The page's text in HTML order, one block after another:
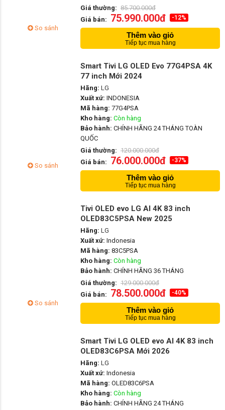
So sánh
Giá thường: 85.700.000đ
Giá bán: 75.990.000đ -12%
Thêm vào giỏ
Tiếp tục mua hàng
So sánh
Smart Tivi LG OLED Evo 77G4PSA 4K
77 inch Mới 2024
Hãng: LG
Xuất xứ: INDONESIA
Mã hàng: 77G4PSA
Kho hàng: Còn hàng
Bảo hành: CHÍNH HÃNG 24 THÁNG TOÀN
QUỐC
Giá thường: 120.000.000đ
Giá bán: 76.000.000đ -37%
Thêm vào giỏ
Tiếp tục mua hàng
So sánh
Tivi OLED evo LG AI 4K 83 inch
OLED83C5PSA New 2025
Hãng: LG
Xuất xứ: Indonesia
Mã hàng: 83C5PSA
Kho hàng: Còn hàng
Bảo hành: CHÍNH HÃNG 36 THÁNG
Giá thường: 129.000.000đ
Giá bán: 78.500.000đ -40%
Thêm vào giỏ
Tiếp tục mua hàng
Smart Tivi LG OLED evo AI 4K 83 inch
OLED83C6PSA Mới 2026
Hãng: LG
Xuất xứ: Indonesia
Mã hàng: OLED83C6PSA
Kho hàng: Còn hàng
Bảo hành: CHÍNH HÃNG 24 THÁNG